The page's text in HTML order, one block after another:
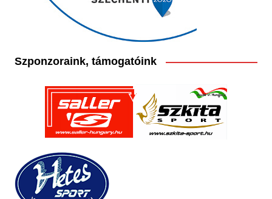
Szponzoraink, támogatóink